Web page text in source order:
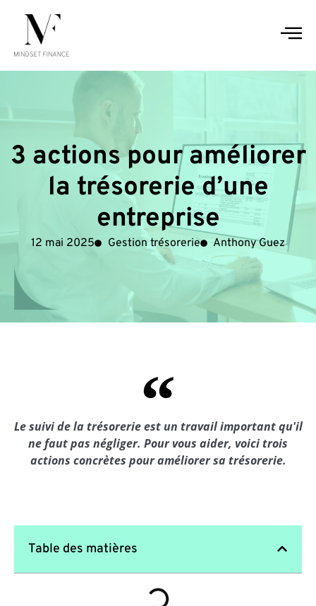
3 actions pour améliorer
la trésorerie d’une
entreprise
12 mai 2025 Gestion trésorerie Anthony Guez
Le suivi de la trésorerie est un travail important qu'il
ne faut pas négliger. Pour vous aider, voici trois
actions concrètes pour améliorer sa trésorerie.
Table des matières